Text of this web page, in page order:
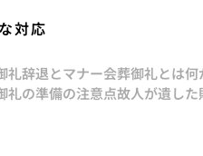
対応
礼辞退とマナー会葬御礼とは
礼の準備の注意点故人が遺した